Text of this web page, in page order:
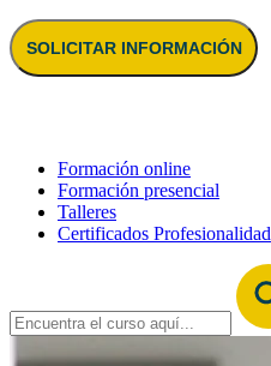
SOLICITAR INFORMACIÓN
Formación online
Formación presencial
Talleres
Certificados Profesionalidad